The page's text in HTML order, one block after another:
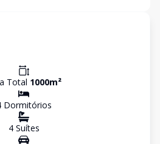
Total 1000m²
Dormitórios
4Suítes